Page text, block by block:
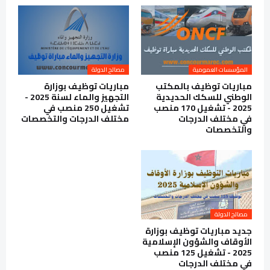
المؤسسات العمومية
مباريات توظيف بالمكتب
الوطني للسكك الحديدية
2025 - تشغيل 170 منصب
في مختلف الدرجات
والتخصصات
مصالح الدولة
مباريات توظيف بوزارة
التجهيز والماء لسنة 2025 -
تشغيل 250 منصب في
مختلف الدرجات والتخصصات
مصالح الدولة
جديد مباريات توظيف بوزارة
الأوقاف والشؤون الإسلامية
2025 - تشغيل 125 منصب
في مختلف الدرجات